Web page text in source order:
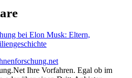
bei Elon Musk: Eltern,
Ihre Vorfahren. Egal ob im